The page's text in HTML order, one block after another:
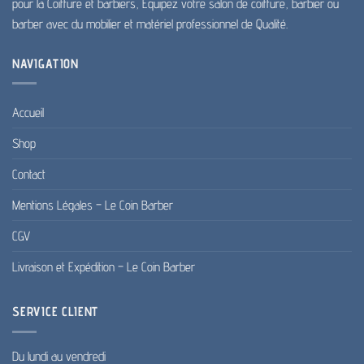
pour la Coiffure et barbiers, Équipez votre salon de coiffure, barbier ou
barber avec du mobilier et matériel professionnel de Qualité.
NAVIGATION
Accueil
Shop
Contact
Mentions Légales – Le Coin Barber
CGV
Livraison et Expédition – Le Coin Barber
SERVICE CLIENT
Du lundi au vendredi